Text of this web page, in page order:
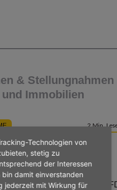
& Stellungnahmen
Immobilien
2 Min.
den Gesetzentwürfen der
SPD sowie der Fraktion der
Technologien von
stetig zu
der Interessen
damit einverstanden
jederzeit mit Wirkung für